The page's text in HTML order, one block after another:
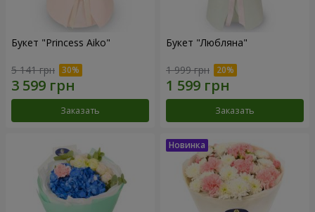
Букет "Princess Aiko"
5 141 грн
Заказать
Букет "Любляна"
1 999 грн
Заказать